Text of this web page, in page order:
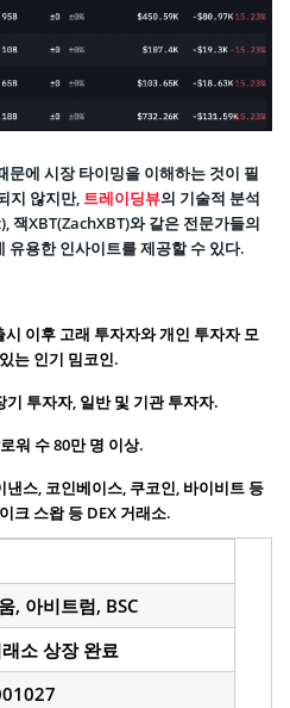
문에 시장 타이밍을 이해하는 것이 필
지 않지만, 트레이딩뷰의 기술적 분석
XBT(ZachXBT)와 같은 전문가들의
유용한 인사이트를 제공할 수 있다.
시 이후 고래 투자자와 개인 투자자 모
는 인기 밈코인.
투자자, 일반 및 기관 투자자.
워 수 80만 명 이상.
낸스, 코인베이스, 쿠코인, 바이비트 등
크 스왑 등 DEX 거래소.
, 아비트럼, BSC
소 상장 완료